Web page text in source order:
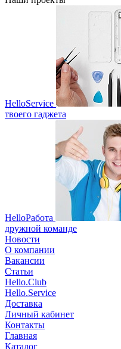
HelloService
твоего гаджета
HelloРабота
дружной команде
Новости
О компании
Вакансии
Статьи
Hello.Club
Hello.Service
Доставка
Личный кабинет
Контакты
Главная
Каталог